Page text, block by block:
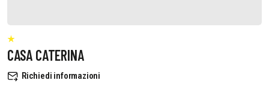
CASA CATERINA
Richiedi informazioni